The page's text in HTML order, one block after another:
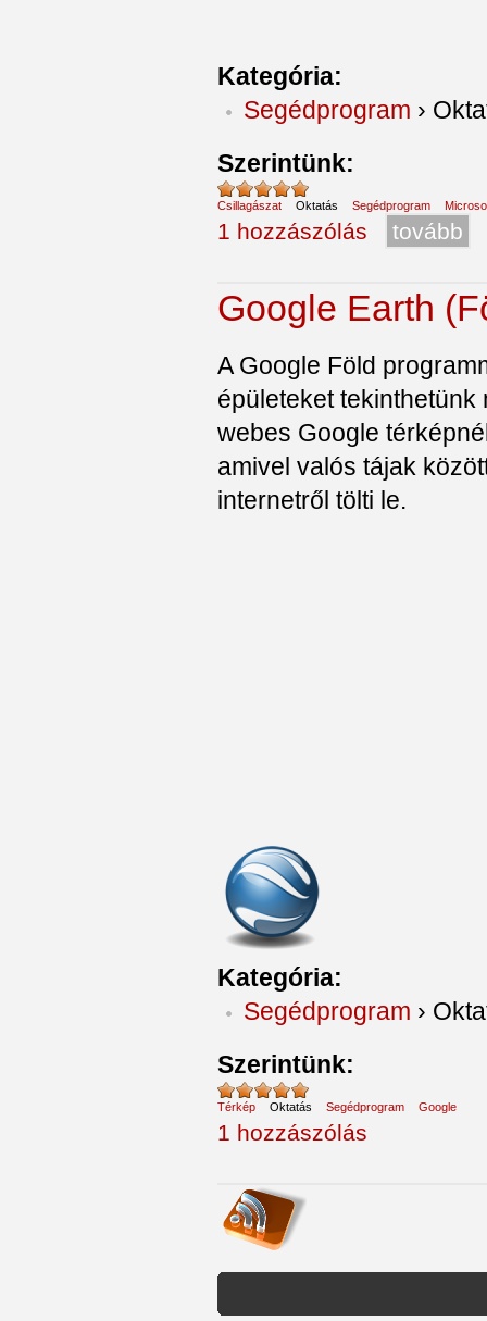
Kategória:
Segédprogram ›
Szerintünk:
Csillagászat Oktatás Segédprogram
1 hozzászólás tovább
Google Earth
A Google Föld
épületeket
webes Google
amivel valós tájak
internetről tölti le.
Kategória:
Segédprogram ›
Szerintünk:
Térkép Oktatás Segédprogram Google
1 hozzászólás